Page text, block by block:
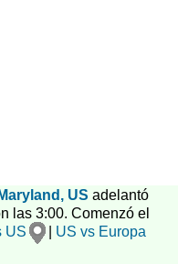
Maryland, US adelantó
las 3:00. Comenzó el
US
US vs Europa